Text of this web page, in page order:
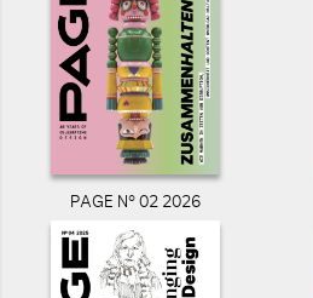
PAGE N° 02 2026